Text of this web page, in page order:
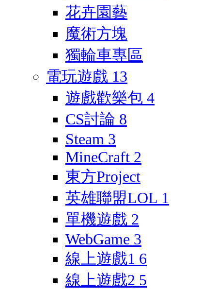
花卉園藝
魔術方塊
獨輪車專區
電玩遊戲 13
遊戲歡樂包 4
CS討論 8
Steam 3
MineCraft 2
東方Project
英雄聯盟LOL 1
單機遊戲 2
WebGame 3
線上遊戲1 6
線上遊戲2 5